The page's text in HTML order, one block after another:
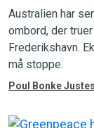
til
Australien har
ombord, der
Frederikshavn.
må stoppe.
Poul Bonke